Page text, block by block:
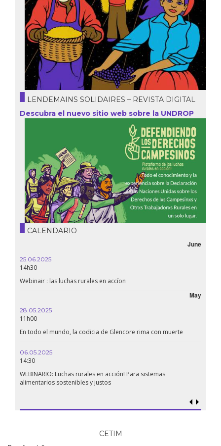
LENDEMAINS SOLIDAIRES – REVISTA DIGITAL
Descubra el nuevo sitio web sobre la UNDROP
CALENDARIO
June
25.06.2025
14h30
Webinair : las luchas rurales en accíon
May
28.05.2025
11h00
En todo el mundo, la codicia de Glencore rima con muerte
06.05.2025
14:30
WEBINARIO: Luchas rurales en acción! Para sistemas
alimentarios sostenibles y justos
CETIM